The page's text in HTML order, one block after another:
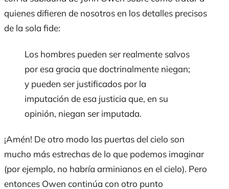
quienes difieren de nosotros en los detalles precisos
de la sola fide:
Los hombres pueden ser realmente salvos
por esa gracia que doctrinalmente niegan;
y pueden ser justificados por la
imputación de esa justicia que, en su
opinión, niegan ser imputada.
¡Amén! De otro modo las puertas del cielo son
mucho más estrechas de lo que podemos imaginar
(por ejemplo, no habría arminianos en el cielo). Pero
entonces Owen continúa con otro punto